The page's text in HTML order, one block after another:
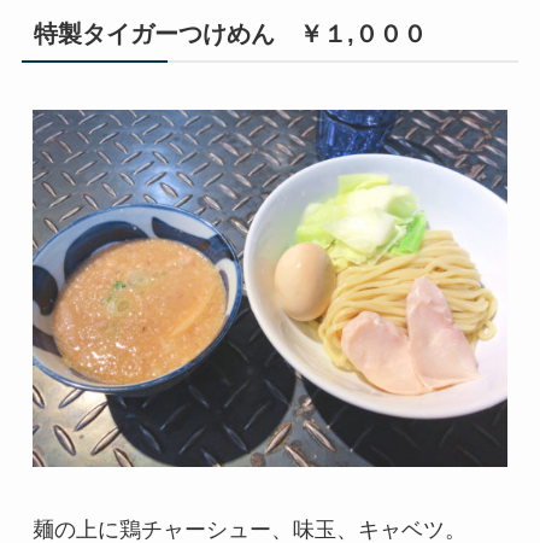
特製タイガーつけめん ￥１,０００
麺の上に鶏チャーシュー、味玉、キャベツ。